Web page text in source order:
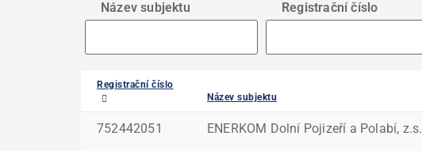
Název subjektu Registrační číslo
Registrační číslo
Název subjektu
752442051 ENERKOM Dolní Pojizeří a Polabí, z.s.